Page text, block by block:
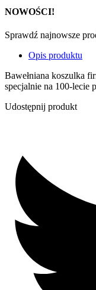
NOWOŚCI!
Sprawdź najnowsze
Opis produktu
Bawełniana koszulka
specjalnie na 100-lecie
Udostępnij produkt